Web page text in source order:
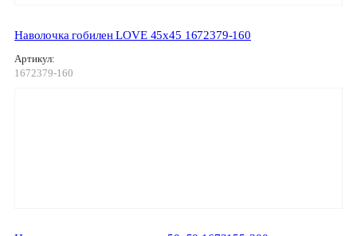
Наволочка гобилен LOVE 45х45 1672379-160
Артикул:
1672379-160